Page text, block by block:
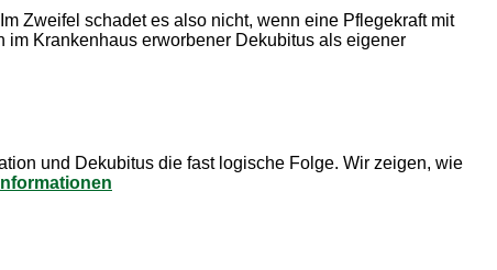
Zweifel schadet es also nicht, wenn eine Pflegekraft mit
im Krankenhaus erworbener Dekubitus als eigener
und Dekubitus die fast logische Folge. Wir zeigen, wie